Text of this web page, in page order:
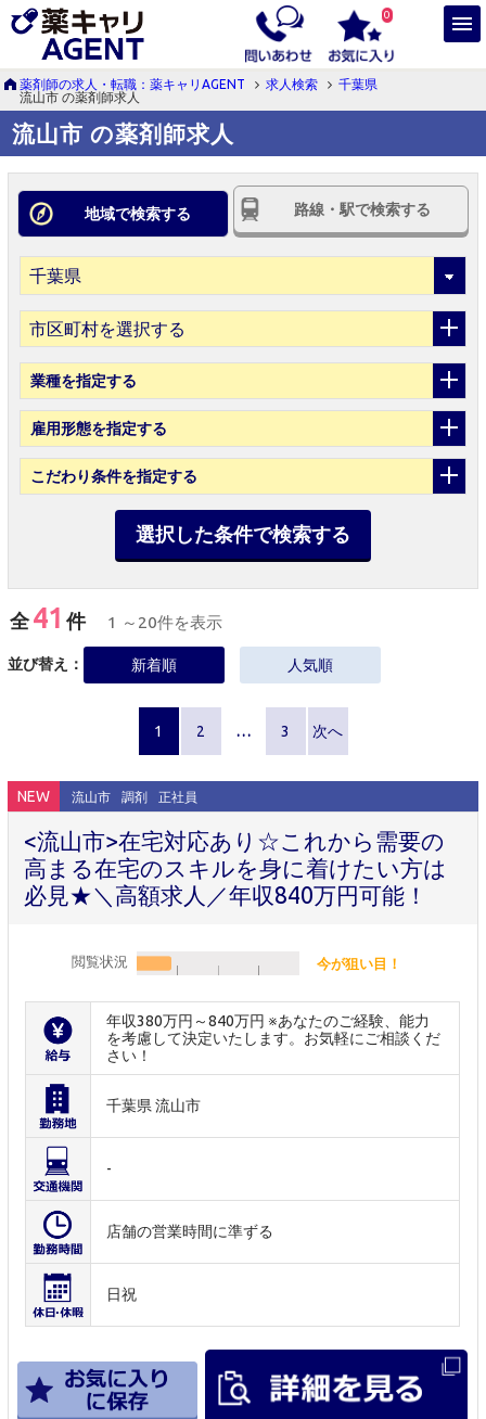
0
薬剤師の求人・転職：薬キャリAGENT 求人検索
千葉県
流山市 の薬剤師求人
流山市 の薬剤師求人
地域で検索する 路線・駅で検索する
市区町村を選択する
業種を指定する
雇用形態を指定する
こだわり条件を指定する
選択した条件で検索する
全41 件 1 ～20件を表示
並び替え： 新着順 人気順
1 2 … 3 次へ
NEW 流山市 調剤 正社員
<流山市>在宅対応あり☆これから需要の
高まる在宅のスキルを身に着けたい方は
必見★＼高額求人／年収840万円可能！
閲覧状況 今が狙い目！
年収380万円～840万円 ※あなたのご経験、能力
を考慮して決定いたします。お気軽にご相談くだ
さい！
千葉県 流山市
-
店舗の営業時間に準ずる
日祝